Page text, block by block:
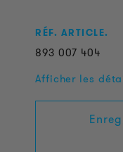
RÉF. ARTICLE.
893 007 404
Afficher les